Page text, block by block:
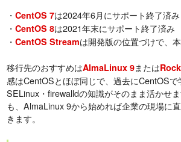
・CentOS 7は2024年6月にサポート終了済み
・CentOS 8は2021年末にサポート終了済み
・CentOS Streamは開発版の位置づけで、
移行先のおすすめはAlmaLinux 9または
感はCentOSとほぼ同じで、過去にCentOSで
SELinux・firewalldの知識がそのまま活かせ
も、AlmaLinux 9から始めれば企業の現場に
きます。